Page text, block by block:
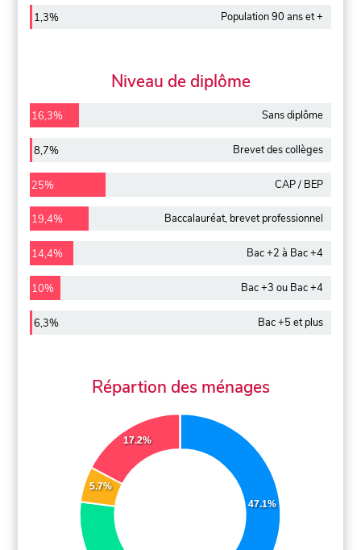
1,3% Population 90 ans et +
Niveau de diplôme
16,3% Sans diplôme
8,7% Brevet des collèges
25% CAP / BEP
19,4% Baccalauréat, brevet professionnel
14,4% Bac +2 à Bac +4
10% Bac +3 ou Bac +4
6,3% Bac +5 et plus
Répartion des ménages
47.1%
5.7%
17.2%